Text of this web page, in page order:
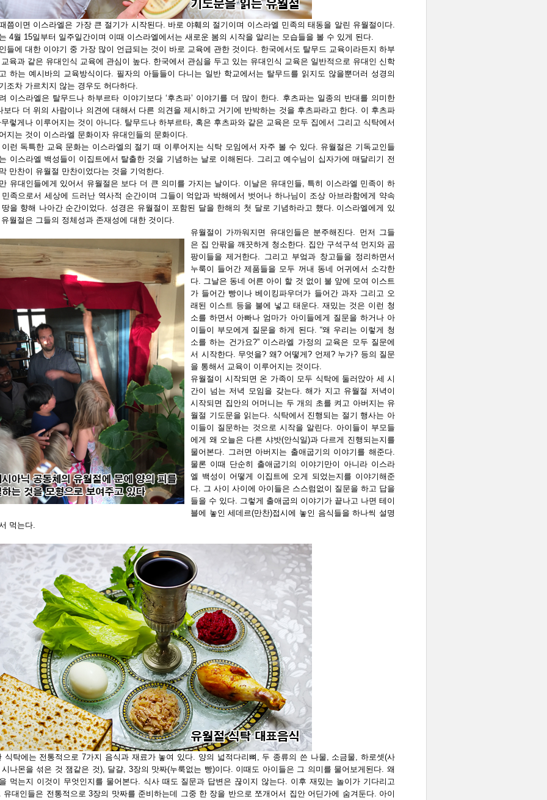
쯤이면 이스라엘은 가장 큰 절기가 시작된다. 바로 야훼의 절기이며 이스라엘 민족의 태동을 알린 유월절이다.
4월 15일부터 일주일간이며 이때 이스라엘에서는 새로운 봄의 시작을 알리는 모습들을 볼 수 있게 된다.
들에 대한 이야기 중 가장 많이 언급되는 것이 바로 교육에 관한 것이다. 한국에서도 탈무드 교육이라든지 하부
육과 같은 유대인식 교육에 관심이 높다. 한국에서 관심을 두고 있는 유대인식 교육은 일반적으로 유대인 신학
하는 예시바의 교육방식이다. 필자의 아들들이 다니는 일반 학교에서는 탈무드를 읽지도 않을뿐더러 성경의
조차 가르치지 않는 경우도 허다하다.
이스라엘은 탈무드나 하부르타 이야기보다 ‘후츠파’ 이야기를 더 많이 한다. 후츠파는 일종의 반대를 의미한
보다 더 위의 사람이나 의견에 대해서 다른 의견을 제시하고 거기에 반박하는 것을 후츠파라고 한다. 이 후츠파
렇게나 이루어지는 것이 아니다. 탈무드나 하부르타, 혹은 후츠파와 같은 교육은 모두 집에서 그리고 식탁에서
지는 것이 이스라엘 문화이자 유대인들의 문화이다.
런 독특한 교육 문화는 이스라엘의 절기 때 이루어지는 식탁 모임에서 자주 볼 수 있다. 유월절은 기독교인들
이스라엘 백성들이 이집트에서 탈출한 것을 기념하는 날로 이해된다. 그리고 예수님이 십자가에 매달리기 전
만찬이 유월절 만찬이었다는 것을 기억한다.
유대인들에게 있어서 유월절은 보다 더 큰 의미를 가지는 날이다. 이날은 유대인들, 특히 이스라엘 민족이 하
족으로서 세상에 드러난 역사적 순간이며 그들이 억압과 박해에서 벗어나 하나님이 조상 아브라함에게 약속
을 향해 나아간 순간이었다. 성경은 유월절이 포함된 달을 한해의 첫 달로 기념하라고 했다. 이스라엘에게 있
월절은 그들의 정체성과 존재성에 대한 것이다.
유월절이 가까워지면 유대인들은 분주해진다. 먼저 그들
은 집 안팎을 깨끗하게 청소한다. 집안 구석구석 먼지와 곰
팡이들을 제거한다. 그리고 부엌과 창고들을 정리하면서
누룩이 들어간 제품들을 모두 꺼내 동네 어귀에서 소각한
다. 그날은 동네 어른 아이 할 것 없이 불 앞에 모여 이스트
가 들어간 빵이나 베이킹파우더가 들어간 과자 그리고 오
래된 이스트 등을 불에 넣고 태운다. 재밌는 것은 이런 청
소를 하면서 아빠나 엄마가 아이들에게 질문을 하거나 아
이들이 부모에게 질문을 하게 된다. “왜 우리는 이렇게 청
소를 하는 건가요?” 이스라엘 가정의 교육은 모두 질문에
서 시작한다. 무엇을? 왜? 어떻게? 언제? 누가? 등의 질문
을 통해서 교육이 이루어지는 것이다.
유월절이 시작되면 온 가족이 모두 식탁에 둘러앉아 세 시
간이 넘는 저녁 모임을 갖는다. 해가 지고 유월절 저녁이
시작되면 집안의 어머니는 두 개의 초를 켜고 아버지는 유
월절 기도문을 읽는다. 식탁에서 진행되는 절기 행사는 아
이들이 질문하는 것으로 시작을 알린다. 아이들이 부모들
에게 왜 오늘은 다른 샤밧(안식일)과 다르게 진행되는지를
물어본다. 그러면 아버지는 출애굽기의 이야기를 해준다.
물론 이때 단순히 출애굽기의 이야기만이 아니라 이스라
엘 백성이 어떻게 이집트에 오게 되었는지를 이야기해준
다. 그 사이 사이에 아이들은 스스럼없이 질문을 하고 답을
들을 수 있다. 그렇게 출애굽의 이야기가 끝나고 나면 테이
블에 놓인 세데르(만찬)접시에 놓인 음식들을 하나씩 설명
먹는다.
탁에는 전통적으로 7가지 음식과 재료가 놓여 있다. 양의 넓적다리뼈, 두 종류의 쓴 나물, 소금물, 하로셋(사
나몬을 섞은 것 잼같은 것), 달걀, 3장의 맛짜(누룩없는 빵)이다. 이때도 아이들은 그 의미를 물어보게된다. 왜
먹는지 이것이 무엇인지를 물어본다. 식사 때도 질문과 답변은 끊이지 않는다. 이후 재밌는 놀이가 기다리고
유대인들은 전통적으로 3장의 맛짜를 준비하는데 그중 한 장을 반으로 쪼개어서 집안 어딘가에 숨겨둔다. 아이